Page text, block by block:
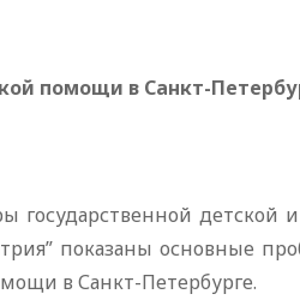
помощи в Санкт-
государственной
показаны основные
в Санкт-Петербурге.